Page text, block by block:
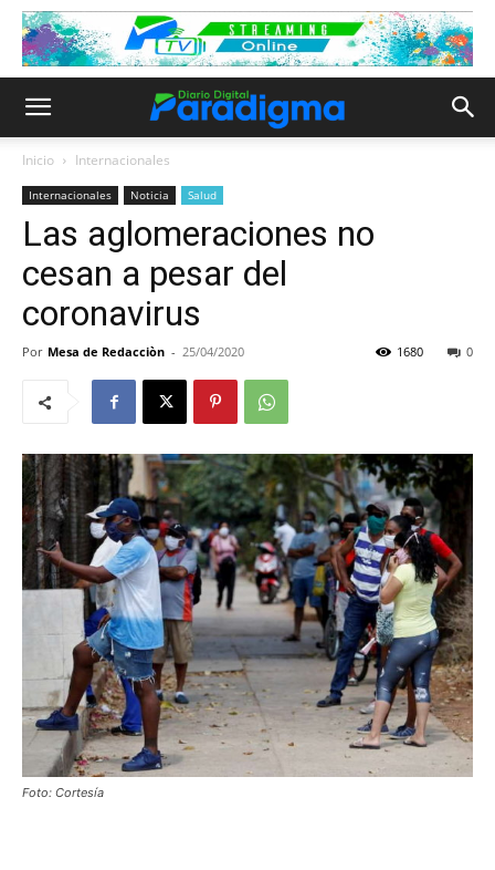
Inicio Internacionales
Internacionales Noticia Salud
Las aglomeraciones no
cesan a pesar del
coronavirus
Por Mesa de Redacciòn - 25/04/2020 0
1680
Foto: Cortesía